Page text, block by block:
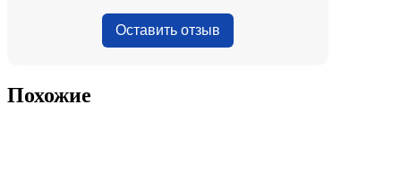
Оставить отзыв
Похожие